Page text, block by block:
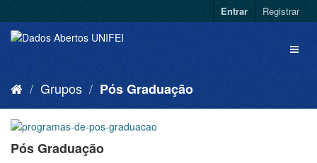
Entrar Registrar
Grupos Pós Graduação
Pós Graduação